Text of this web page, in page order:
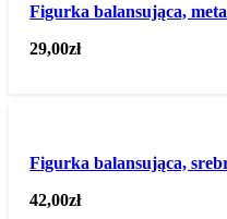
Figurka balansująca,
29,00zł
Figurka balansująca,
42,00zł